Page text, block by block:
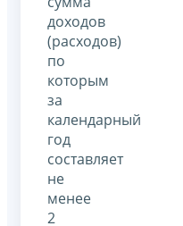
доходов
(расходов)
по
которым
за
календарный
год
составляет
не
менее
2